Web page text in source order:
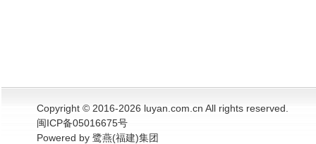
Copyright © 2016-2026 luyan.com.cn All rights reserved.
闽ICP备05016675号
Powered by 鹭燕(福建)集团